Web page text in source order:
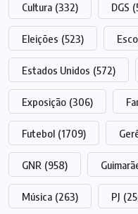
Cultura (332) DGS
Eleições (523)
Estados Unidos (572)
Exposição (306)
Futebol (1709)
GNR (958)
Música (263) PJ